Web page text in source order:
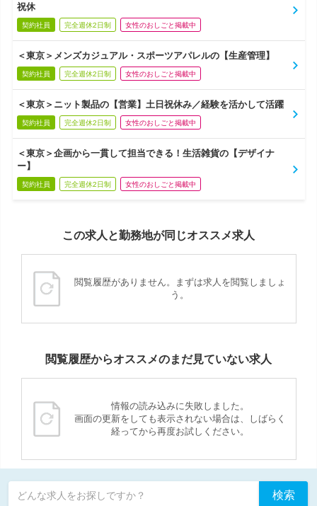
祝休
契約社員 完全週休2日制 女性のおしごと掲載中
＜東京＞メンズカジュアル・スポーツアパレルの【生産管理】
契約社員 完全週休2日制 女性のおしごと掲載中
＜東京＞ニット製品の【営業】土日祝休み／経験を活かして活躍
契約社員 完全週休2日制 女性のおしごと掲載中
＜東京＞企画から一貫して担当できる！生活雑貨の【デザイナ
ー】
契約社員 完全週休2日制 女性のおしごと掲載中
この求人と勤務地が同じオススメ求人
閲覧履歴がありません。まずは求人を閲覧しましょ
う。
閲覧履歴からオススメのまだ見ていない求人
情報の読み込みに失敗しました。
画面の更新をしても表示されない場合は、しばらく
経ってから再度お試しください。
どんな求人をお探しですか？ 検索